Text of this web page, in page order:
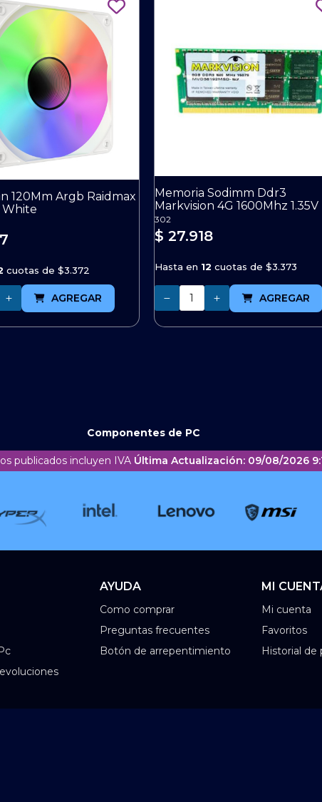
120Mm Argb Raidmax
White
cuotas de $3.372
AGREGAR
Memoria Sodimm Ddr3
Markvision 4G 1600Mhz 1.35V
302
$ 27.918
Hasta en 12 cuotas de $3.373
AGREGAR
Componentes de PC
publicados incluyen IVA Última Actualización: 09/08/2026
AYUDA
Como comprar
Preguntas frecuentes
Botón de arrepentimiento
MI
Mi cuenta
Favoritos
Historial de